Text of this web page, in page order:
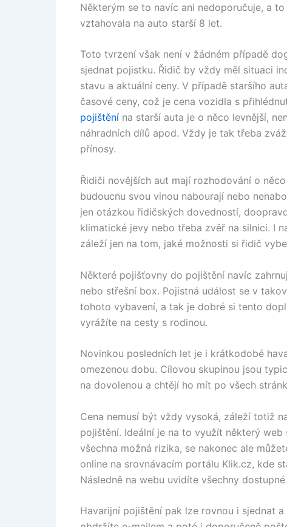
Některým se to navíc ani nedoporučuje, a
vztahovala na auto starší 8 let.
Toto tvrzení však není v žádném případě
sjednat pojistku. Řidič by vždy měl situaci
stavu a aktuální ceny. V případě staršího
časové ceny, což je cena vozidla s
pojištění na starší auta je o něco levnější,
náhradních dílů apod. Vždy je tak třeba
přínosy.
Řidiči novějších aut mají rozhodování o
budoucnu svou vinou nabourají nebo
jen otázkou řidičských dovedností,
klimatické jevy nebo třeba zvěř na silnici. I
záleží jen na tom, jaké možnosti si řidič
Některé pojišťovny do pojištění navíc
nebo střešní box. Pojistná událost se v
tohoto vybavení, a tak je dobré si tento
vyrážíte na cesty s rodinou.
Novinkou posledních let je i krátkodobé
omezenou dobu. Cílovou skupinou jsou
na dovolenou a chtějí ho mít po všech
Cena nemusí být vždy vysoká, záleží totiž
pojištění. Ideální je na to využít některý web
všechna možná rizika, se nakonec ale
online na srovnávacím portálu Klik.cz, kde
Následně na webu uvidíte všechny
Havarijní pojištění pak lze rovnou i sjednat